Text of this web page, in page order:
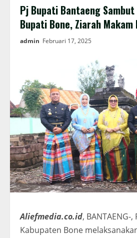
Pj Bupati Bantaeng
Bupati Bone, Ziarah Makam
admin Februari 17, 2025
Aliefmedia.co.id, BANTAENG-
Kabupaten Bone